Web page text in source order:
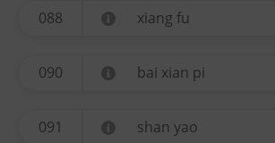
088 xiang fu
090 bai xian pi
091 shan yao